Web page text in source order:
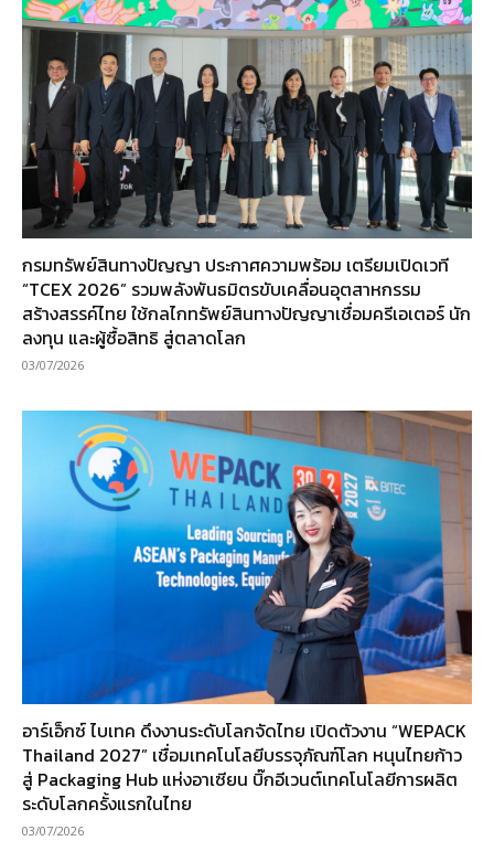
กรมทรัพย์สินทางปัญญา ประกาศความพร้อม เตรียมเปิดเวที
“TCEX 2026” รวมพลังพันธมิตรขับเคลื่อนอุตสาหกรรม
สร้างสรรค์ไทย ใช้กลไกทรัพย์สินทางปัญญาเชื่อมครีเอเตอร์ นัก
ลงทุน และผู้ซื้อสิทธิ สู่ตลาดโลก
03/07/2026
อาร์เอ็กซ์ ไบเทค ดึงงานระดับโลกจัดไทย เปิดตัวงาน “WEPACK
Thailand 2027” เชื่อมเทคโนโลยีบรรจุภัณฑ์โลก หนุนไทยก้าว
สู่ Packaging Hub แห่งอาเซียน บิ๊กอีเวนต์เทคโนโลยีการผลิต
ระดับโลกครั้งแรกในไทย
03/07/2026